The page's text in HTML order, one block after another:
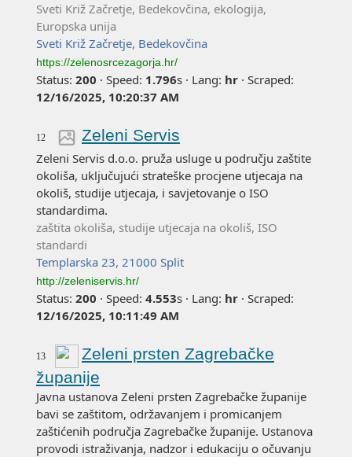
Sveti Križ Začretje, Bedekovčina, ekologija,
Europska unija
Sveti Križ Začretje, Bedekovčina
https://zelenosrcezagorja.hr/
Status: 200 · Speed: 1.796s · Lang: hr · Scraped:
12/16/2025, 10:20:37 AM
12 Zeleni Servis
Zeleni Servis d.o.o. pruža usluge u području zaštite
okoliša, uključujući strateške procjene utjecaja na
okoliš, studije utjecaja, i savjetovanje o ISO
standardima.
zaštita okoliša, studije utjecaja na okoliš, ISO
standardi
Templarska 23, 21000 Split
http://zeleniservis.hr/
Status: 200 · Speed: 4.553s · Lang: hr · Scraped:
12/16/2025, 10:11:49 AM
13
Zeleni prsten Zagrebačke
županije
Javna ustanova Zeleni prsten Zagrebačke županije
bavi se zaštitom, održavanjem i promicanjem
zaštićenih područja Zagrebačke županije. Ustanova
provodi istraživanja, nadzor i edukaciju o očuvanju